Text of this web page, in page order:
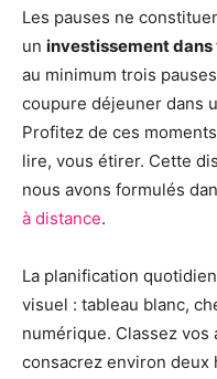
Les pauses ne
un investissement
au minimum trois
coupure déjeuner dans
Profitez de ces
lire, vous étirer. Cette
nous avons formulés
à distance.
La planification
visuel : tableau blanc,
numérique. Classez
consacrez environ deux